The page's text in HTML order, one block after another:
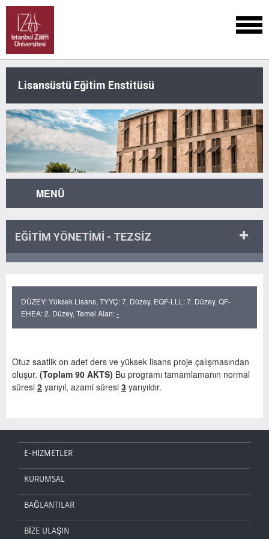
Lisansüstü Eğitim Enstitüsü
MENÜ
EĞİTİM YÖNETİMİ - TEZSİZ
DÜZEY: Yüksek Lisans, TYYÇ: 7. Düzey, EQF-LLL: 7. Düzey, QF-
EHEA: 2. Düzey, Temel Alan:-
Otuz saatlik on adet ders ve yüksek lisans proje çalışmasından
oluşur. (Toplam 90 AKTS) Bu programı tamamlamanın normal
süresi 2 yarıyıl, azami süresi 3 yarıyıldır.
E-HİZMETLER
KURUMSAL
BAĞLANTILAR
BİZE ULAŞIN